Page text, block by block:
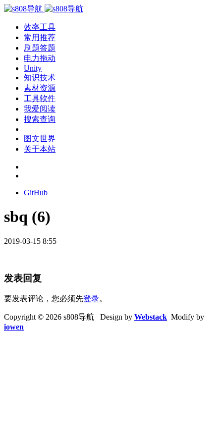
效率工具
常用推荐
刷题答题
电力拖动
Unity
知识技术
素材资源
工具软件
我爱阅读
搜索查询
图文世界
关于本站
GitHub
sbq (6)
2019-03-15 8:55
发表回复
要发表评论，您必须先登录。
Copyright © 2026 s808导航 Design by Webstack Modify by
iowen